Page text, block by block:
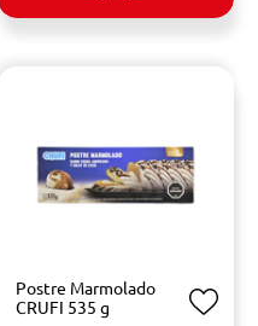
Postre Marmolado
CRUFI 535 g